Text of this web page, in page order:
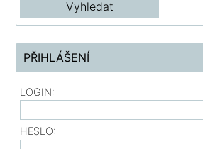
PŘIHLÁŠENÍ
LOGIN:
HESLO: